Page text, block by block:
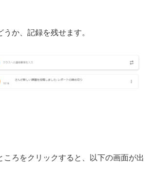
か、記録を残せます。
ころをクリックすると、以下の画面が出